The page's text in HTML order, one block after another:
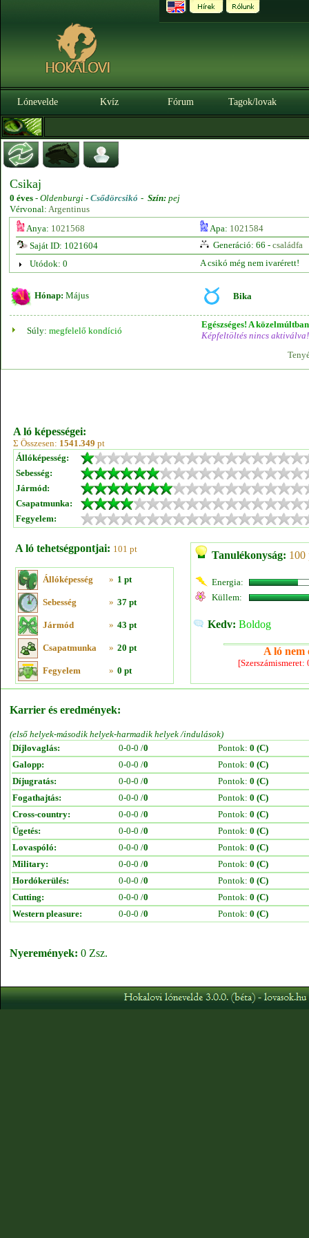
Lónevelde Kvíz Fórum Tagok/lovak
Csikaj
0 éves - Oldenburgi - Csődörcsikó - Szín: pej
Vérvonal: Argentinus
Anya: 1021568 Apa: 1021584
Saját ID: 1021604
Generáció: 66 - családfa
Utódok: 0
A csikó még nem ivarérett!
Hónap: Május Bika
Súly: megfelelő kondíció
Egészséges! A
Képfeltöltés nincs aktiválva!
A ló képességei:
Σ Összesen: 1541.349 pt
Állóképesség:
Sebesség:
Jármód:
Csapatmunka:
Fegyelem:
A ló tehetségpontjai: 101 pt
Állóképesség » 1 pt
Sebesség » 37 pt
Jármód » 43 pt
Csapatmunka » 20 pt
Fegyelem » 0 pt
Tanulékonyság: 100
Energia:
Küllem:
Kedv: Boldog
A ló nem
Karrier és eredmények:
(első helyek-második helyek-harmadik helyek /indulások)
Díjlovaglás:
0-0-0 /0 Pontok: 0 (C)
Galopp:
0-0-0 /0 Pontok: 0 (C)
Díjugratás:
0-0-0 /0 Pontok: 0 (C)
Fogathajtás:
0-0-0 /0 Pontok: 0 (C)
Cross-country:
0-0-0 /0 Pontok: 0 (C)
Ügetés:
0-0-0 /0 Pontok: 0 (C)
Lovaspóló:
0-0-0 /0 Pontok: 0 (C)
Military:
0-0-0 /0 Pontok: 0 (C)
Hordókerülés:
0-0-0 /0 Pontok: 0 (C)
Cutting:
0-0-0 /0 Pontok: 0 (C)
Western pleasure:
0-0-0 /0 Pontok: 0 (C)
Nyeremények: 0 Zsz.